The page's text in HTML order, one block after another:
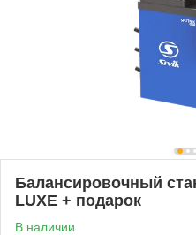
Балансировочный
LUXE + подарок
В наличии